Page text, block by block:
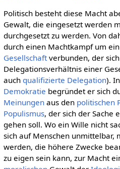
Politisch besteht diese Macht
Gewalt, die eingesetzt werden
durchgesetzt zu werden. Von
durch einen Machtkampf um
Gesellschaftverbunden, der
Delegationsverhältnis einer
auch qualifizierte Delegation).
Demokratie begründet er sich
Meinungenaus den politischen
Populismus, der sich der Sache
gehen soll. Wo ein Wille nicht
sich auf Menschen unmittelbar,
werden, die höhere Zwecke
zu eigen sein kann, zur Macht